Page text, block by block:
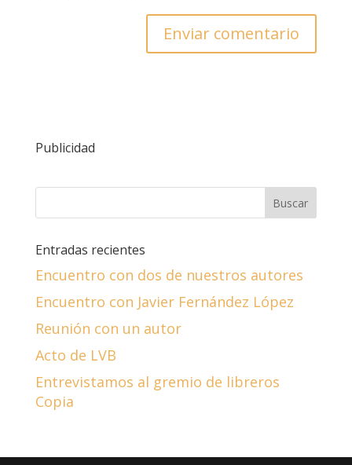
Publicidad
Entradas recientes
Encuentro con dos de nuestros autores
Encuentro con Javier Fernández López
Reunión con un autor
Acto de LVB
Entrevistamos al gremio de libreros
Copia